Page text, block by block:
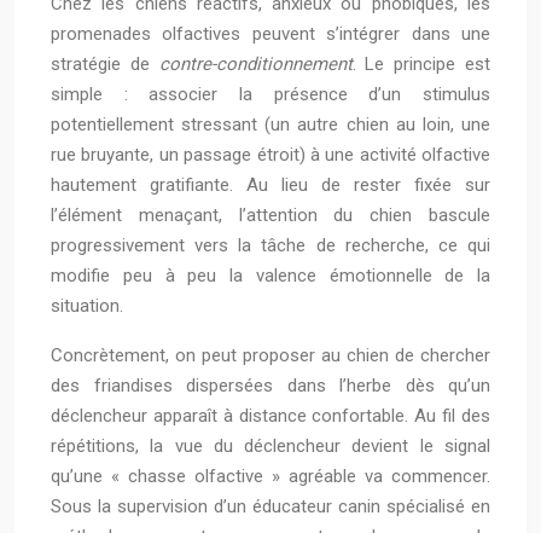
promenades olfactives peuvent s’intégrer dans une
stratégie de contre-conditionnement. Le principe est
simple : associer la présence d’un stimulus
potentiellement stressant (un autre chien au loin, une
rue bruyante, un passage étroit) à une activité olfactive
hautement gratifiante. Au lieu de rester fixée sur
l’élément menaçant, l’attention du chien bascule
progressivement vers la tâche de recherche, ce qui
modifie peu à peu la valence émotionnelle de la
situation.
Concrètement, on peut proposer au chien de chercher
des friandises dispersées dans l’herbe dès qu’un
déclencheur apparaît à distance confortable. Au fil des
répétitions, la vue du déclencheur devient le signal
qu’une « chasse olfactive » agréable va commencer.
Sous la supervision d’un éducateur canin spécialisé en